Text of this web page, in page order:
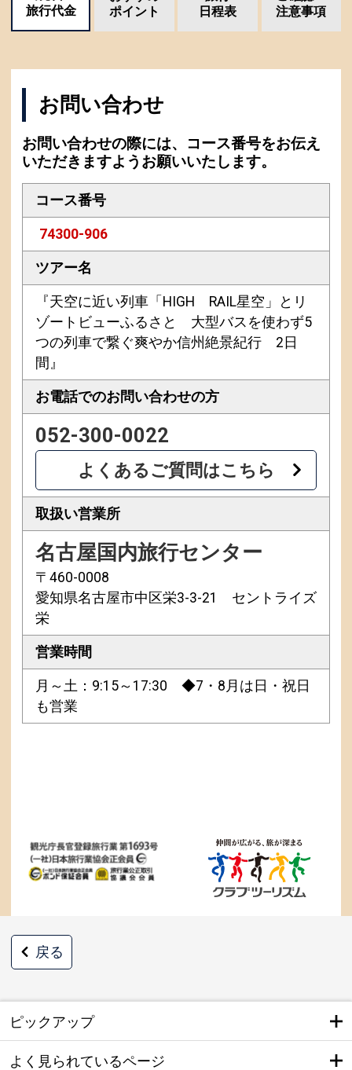
旅行代金
ポイント
日程表
注意事項
お問い合わせ
お問い合わせの際には、コース番号をお伝え
いただきますようお願いいたします。
コース番号
74300-906
ツアー名
『天空に近い列車「HIGH RAIL星空」とリ
ゾートビューふるさと 大型バスを使わず5
つの列車で繋ぐ爽やか信州絶景紀行 2日
間』
お電話でのお問い合わせの方
052-300-0022
よくあるご質問はこちら
取扱い営業所
名古屋国内旅行センター
〒460-0008
愛知県名古屋市中区栄3-3-21 セントライズ
栄
営業時間
月～土：9:15～17:30 ◆7・8月は日・祝日
も営業
戻る
ピックアップ
よく見られているページ